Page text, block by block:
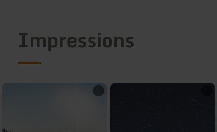
Impressions